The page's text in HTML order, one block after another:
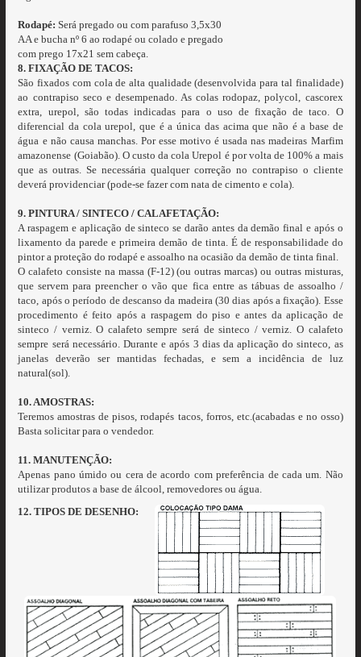
Rodapé: Será pregado ou com parafuso 3,5x30
AA e bucha nº 6 ao rodapé ou colado e pregado
com prego 17x21 sem cabeça.
8. FIXAÇÃO DE TACOS:
São fixados com cola de alta qualidade (desenvolvida para tal finalidade)
ao contrapiso seco e desempenado. As colas rodopaz, polycol, cascorex
extra, urepol, são todas indicadas para o uso de fixação de taco. O
diferencial da cola urepol, que é a única das acima que não é a base de
água e não causa manchas. Por esse motivo é usada nas madeiras Marfim
amazonense (Goiabão). O custo da cola Urepol é por volta de 100% a mais
que as outras. Se necessária qualquer correção no contrapiso o cliente
deverá providenciar (pode-se fazer com nata de cimento e cola).
9. PINTURA / SINTECO / CALAFETAÇÃO:
A raspagem e aplicação de sinteco se darão antes da demão final e após o
lixamento da parede e primeira demão de tinta. É de responsabilidade do
pintor a proteção do rodapé e assoalho na ocasião da demão de tinta final.
O calafeto consiste na massa (F-12) (ou outras marcas) ou outras misturas,
que servem para preencher o vão que fica entre as tábuas de assoalho /
taco, após o período de descanso da madeira (30 dias após a fixação). Esse
procedimento é feito após a raspagem do piso e antes da aplicação de
sinteco / verniz. O calafeto sempre será de sinteco / verniz. O calafeto
sempre será necessário. Durante e após 3 dias da aplicação do sinteco, as
janelas deverão ser mantidas fechadas, e sem a incidência de luz
natural(sol).
10. AMOSTRAS:
Teremos amostras de pisos, rodapés tacos, forros, etc.(acabadas e no osso)
Basta solicitar para o vendedor.
11. MANUTENÇÃO:
Apenas pano úmido ou cera de acordo com preferência de cada um. Não
utilizar produtos a base de álcool, removedores ou água.
12. TIPOS DE DESENHO: